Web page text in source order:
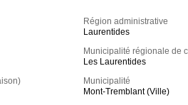
Région administrative
Laurentides
Municipalité régionale de
Les Laurentides
Municipalité
Mont-Tremblant (Ville)